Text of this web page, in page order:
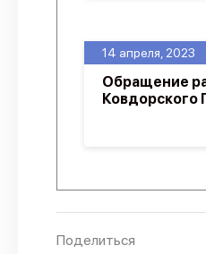
14 апреля, 2023
Обращение
Ковдорского
Поделиться